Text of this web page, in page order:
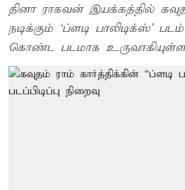
தினா ராகவன் இயக்கத்தில்
நடிக்கும் ‘ப்ளடி பாலிடிக்ஸ்’ படம் அரசியல் பின்னணி
கொண்ட படமாக